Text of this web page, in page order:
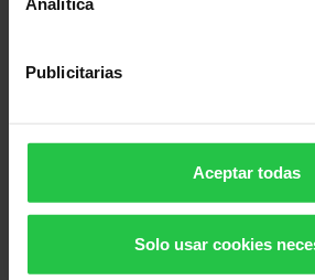
Publicitarias
Aceptar todas
Solo usar cookies
d’investigació que